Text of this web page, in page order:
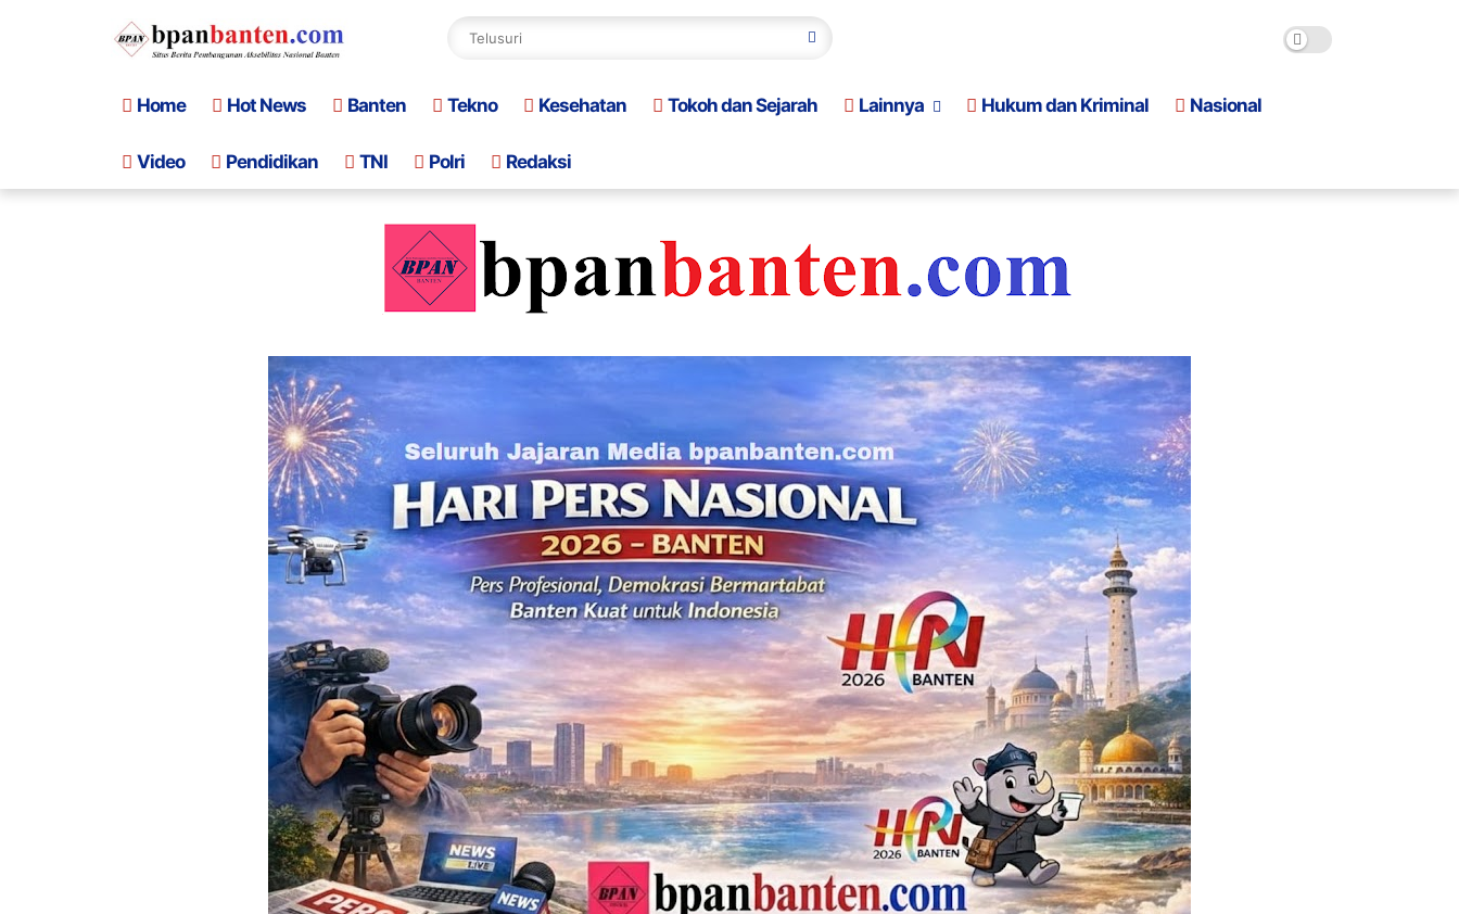
Home Hot News Banten Tekno Kesehatan Tokoh dan Sejarah Lainnya Hukum dan Kriminal Nasional
Video Pendidikan TNI Polri Redaksi